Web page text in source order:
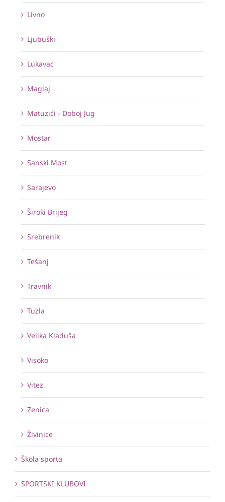
Livno
Ljubuški
Lukavac
Maglaj
Matuzići - Doboj Jug
Mostar
Sanski Most
Sarajevo
Široki Brijeg
Srebrenik
Tešanj
Travnik
Tuzla
Velika Kladuša
Visoko
Vitez
Zenica
Živinice
Škola sporta
SPORTSKI KLUBOVI